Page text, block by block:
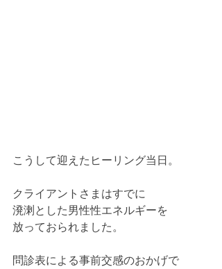
こうして迎えたヒーリング当日。
クライアントさまはすでに
溌溂とした男性性エネルギーを
放っておられました。
問診表による事前交感のおかげで